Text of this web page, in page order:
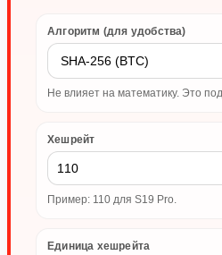
Алгоритм (для удобства)
Не влияет на математику. Это
Хешрейт
Пример: 110 для S19 Pro.
Единица хешрейта